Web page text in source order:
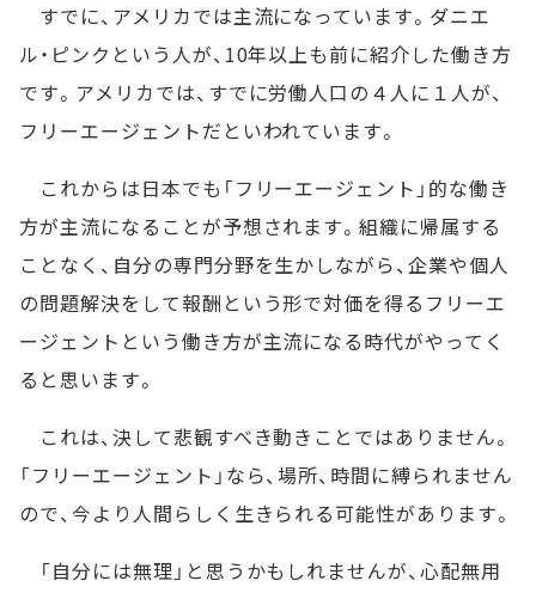
すでに、アメリカでは主流になっています。ダニエ
ル・ピンクという人が、10年以上も前に紹介した働き方
です。アメリカでは、すでに労働人口の４人に１人が、
フリーエージェントだといわれています。
これからは日本でも「フリーエージェント」的な働き
方が主流になることが予想されます。組織に帰属する
ことなく、自分の専門分野を生かしながら、企業や個人
の問題解決をして報酬という形で対価を得るフリーエ
ージェントという働き方が主流になる時代がやってく
ると思います。
これは、決して悲観すべき動きことではありません。
「フリーエージェント」なら、場所、時間に縛られません
ので、今より人間らしく生きられる可能性があります。
「自分には無理」と思うかもしれませんが、心配無用